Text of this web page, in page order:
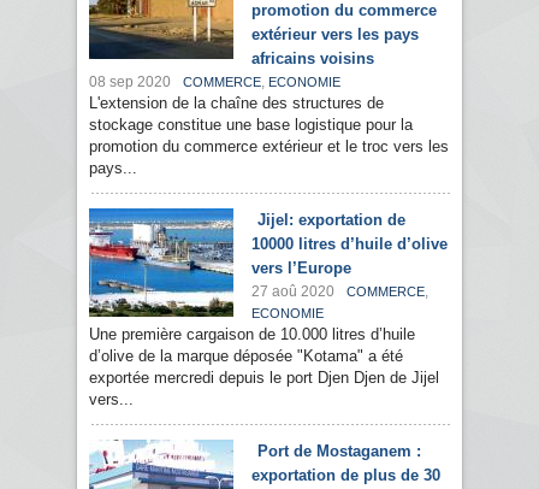
promotion du commerce
extérieur vers les pays
africains voisins
08 sep 2020 COMMERCE, ECONOMIE
L'extension de la chaîne des structures de
stockage constitue une base logistique pour la
promotion du commerce extérieur et le troc vers les
pays...
Jijel: exportation de
10000 litres d’huile d’olive
vers l’Europe
27 aoû 2020 COMMERCE,
ECONOMIE
Une première cargaison de 10.000 litres d’huile
d’olive de la marque déposée "Kotama" a été
exportée mercredi depuis le port Djen Djen de Jijel
vers...
Port de Mostaganem :
exportation de plus de 30